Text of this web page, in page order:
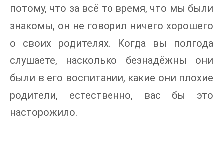
потому, что за всё то время, что мы были
знакомы, он не говорил ничего хорошего
о своих родителях. Когда вы полгода
слушаете, насколько безнадёжны они
были в его воспитании, какие они плохие
родители, естественно, вас бы это
насторожило.